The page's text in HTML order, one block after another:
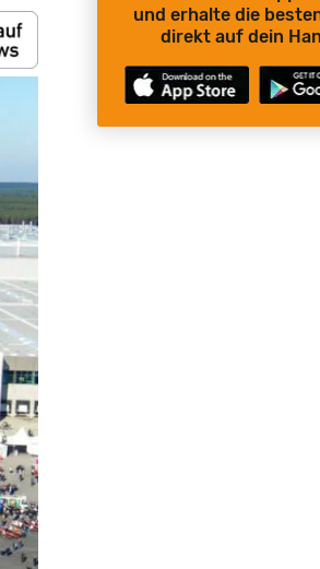
und erhalte die
direkt auf dein